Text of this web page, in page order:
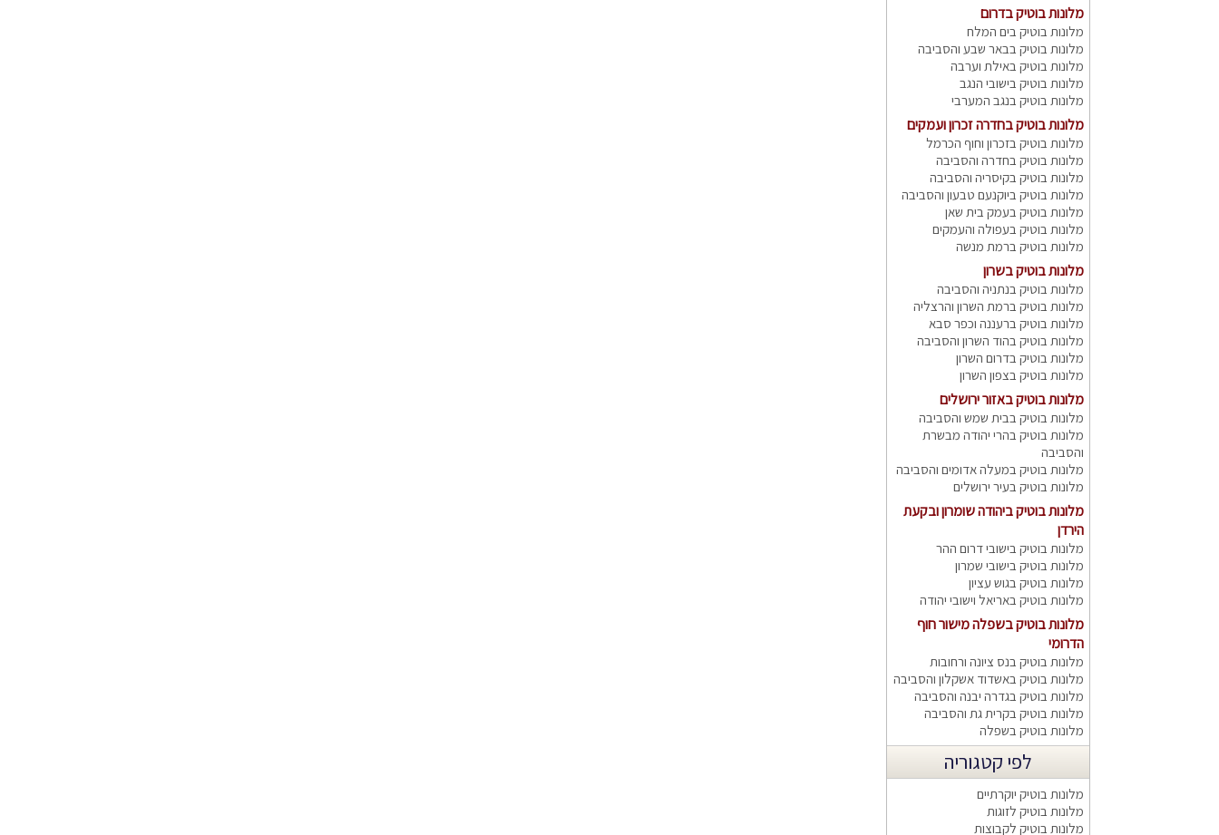
מלונות בוטיק בדרום
מלונות בוטיק בים המלח
מלונות בוטיק בבאר שבע והסביבה
מלונות בוטיק באילת וערבה
מלונות בוטיק בישובי הנגב
מלונות בוטיק בנגב המערבי
מלונות בוטיק בחדרה זכרון ועמקים
מלונות בוטיק בזכרון וחוף הכרמל
מלונות בוטיק בחדרה והסביבה
מלונות בוטיק בקיסריה והסביבה
מלונות בוטיק ביוקנעם טבעון והסביבה
מלונות בוטיק בעמק בית שאן
מלונות בוטיק בעפולה והעמקים
מלונות בוטיק ברמת מנשה
מלונות בוטיק בשרון
מלונות בוטיק בנתניה והסביבה
מלונות בוטיק ברמת השרון והרצליה
מלונות בוטיק ברעננה וכפר סבא
מלונות בוטיק בהוד השרון והסביבה
מלונות בוטיק בדרום השרון
מלונות בוטיק בצפון השרון
מלונות בוטיק באזור ירושלים
מלונות בוטיק בבית שמש והסביבה
מלונות בוטיק בהרי יהודה מבשרת
והסביבה
מלונות בוטיק במעלה אדומים והסביבה
מלונות בוטיק בעיר ירושלים
מלונות בוטיק ביהודה שומרון ובקעת
הירדן
מלונות בוטיק בישובי דרום ההר
מלונות בוטיק בישובי שמרון
מלונות בוטיק בגוש עציון
מלונות בוטיק באריאל וישובי יהודה
מלונות בוטיק בשפלה מישור חוף
הדרומי
מלונות בוטיק בנס ציונה ורחובות
מלונות בוטיק באשדוד אשקלון והסביבה
מלונות בוטיק בגדרה יבנה והסביבה
מלונות בוטיק בקרית גת והסביבה
מלונות בוטיק בשפלה
לפי קטגוריה
מלונות בוטיק יוקרתיים
מלונות בוטיק לזוגות
מלונות בוטיק לקבוצות